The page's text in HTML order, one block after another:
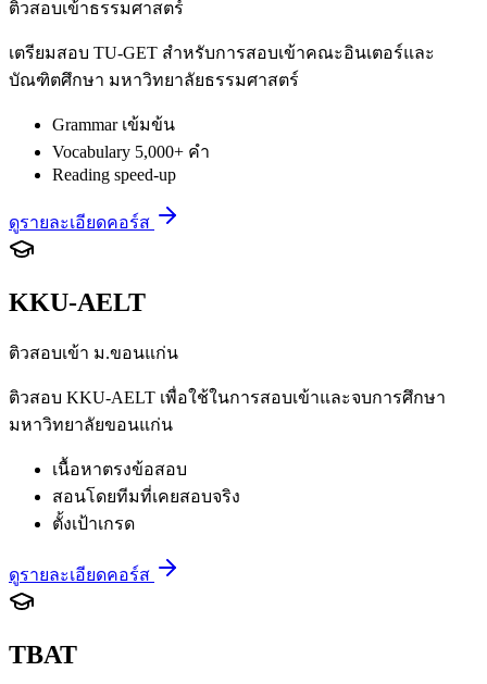
ติวสอบเข้าธรรมศาสตร์
เตรียมสอบ TU-GET สำหรับการสอบเข้าคณะอินเตอร์และ
บัณฑิตศึกษา มหาวิทยาลัยธรรมศาสตร์
Grammar เข้มข้น
Vocabulary 5,000+ คำ
Reading speed-up
ดูรายละเอียดคอร์ส
KKU-AELT
ติวสอบเข้า ม.ขอนแก่น
ติวสอบ KKU-AELT เพื่อใช้ในการสอบเข้าและจบการศึกษา
มหาวิทยาลัยขอนแก่น
เนื้อหาตรงข้อสอบ
สอนโดยทีมที่เคยสอบจริง
ตั้งเป้าเกรด
ดูรายละเอียดคอร์ส
TBAT